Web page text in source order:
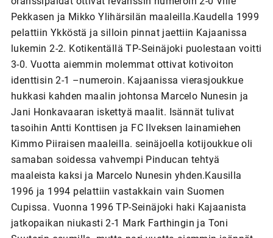
Pekkasen ja Mikko Ylihärsilän maaleilla.Kaudella 1999
pelattiin Ykköstä ja silloin pinnat jaettiin Kajaanissa
lukemin 2-2. Kotikentällä TP-Seinäjoki puolestaan voitti
3-0. Vuotta aiemmin molemmat ottivat kotivoiton
identtisin 2-1 –numeroin. Kajaanissa vierasjoukkue
hukkasi kahden maalin johtonsa Marcelo Nunesin ja
Jani Honkavaaran iskettyä maalit. Isännät tulivat
tasoihin Antti Konttisen ja FC Ilveksen lainamiehen
Kimmo Piiraisen maaleilla. seinäjoella kotijoukkue oli
samaban soidessa vahvempi Pinducan tehtyä
maaleista kaksi ja Marcelo Nunesin yhden.Kausilla
1996 ja 1994 pelattiin vastakkain vain Suomen
Cupissa. Vuonna 1996 TP-Seinäjoki haki Kajaanista
jatkopaikan niukasti 2-1 Mark Farthingin ja Toni